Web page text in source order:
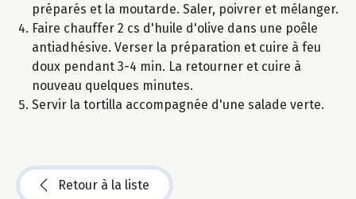
préparés et la moutarde. Saler, poivrer et mélanger.
Faire chauffer 2 cs d'huile d'olive dans une poêle
antiadhésive. Verser la préparation et cuire à feu
doux pendant 3-4 min. La retourner et cuire à
nouveau quelques minutes.
Servir la tortilla accompagnée d'une salade verte.
Retour à la liste